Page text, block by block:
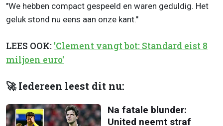
"We hebben compact gespeeld en waren geduldig. Het
geluk stond nu eens aan onze kant."
LEES OOK: 'Clement vangt bot: Standard eist 8
miljoen euro'
🚀 Iedereen leest dit nu:
Na fatale blunder:
United neemt straf